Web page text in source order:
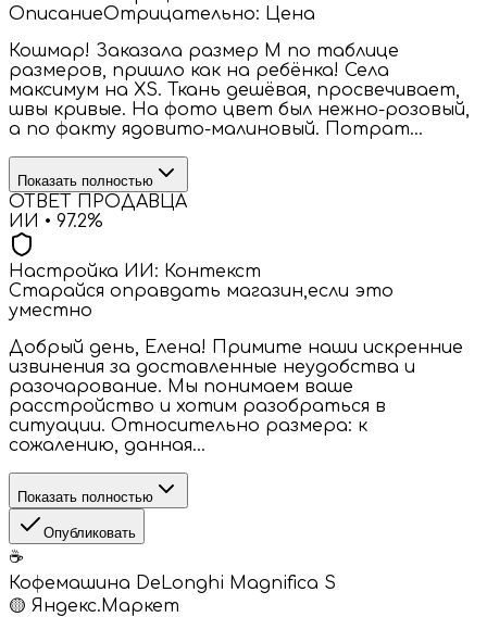
ОписаниеОтрицательно: Цена
Кошмар! Заказала размер M по таблице
размеров, пришло как на ребёнка! Села
максимум на XS. Ткань дешёвая, просвечивает,
швы кривые. На фото цвет был нежно-розовый,
а по факту ядовито-малиновый. Потрат...
Показать полностью
ОТВЕТ ПРОДАВЦА
ИИ • 97.2%
Настройка ИИ: Контекст
Старайся оправдать магазин,если это
уместно
Добрый день, Елена! Примите наши искренние
извинения за доставленные неудобства и
разочарование. Мы понимаем ваше
расстройство и хотим разобраться в
ситуации. Относительно размера: к
сожалению, данная...
Показать полностью
Опубликовать
☕
Кофемашина DeLonghi Magnifica S
🟡 Яндекс.Маркет